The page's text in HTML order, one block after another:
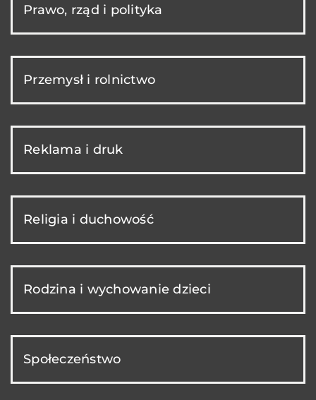
Prawo, rząd i polityka
Przemysł i rolnictwo
Reklama i druk
Religia i duchowość
Rodzina i wychowanie dzieci
Społeczeństwo